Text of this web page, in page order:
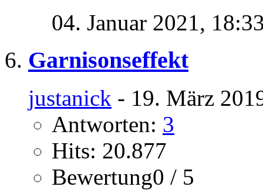
04. Januar 2021,
Garnisonseffekt
justanick - 19. März
Antworten: 3
Hits: 20.877
Bewertung0 / 5